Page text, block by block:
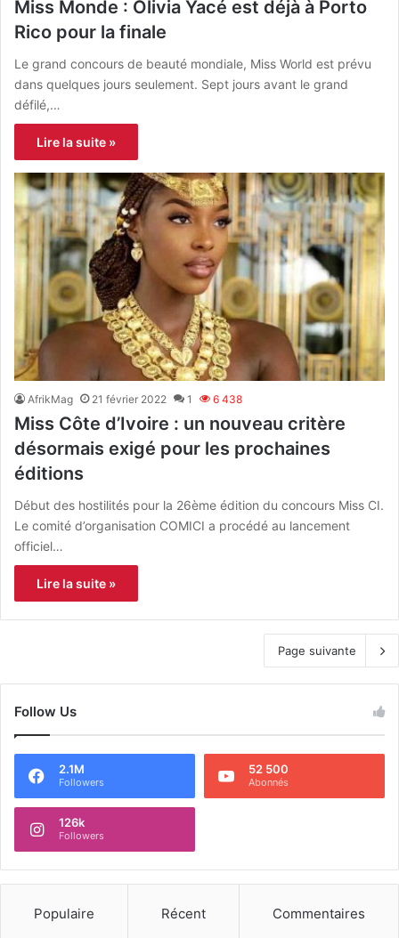
Miss Monde : Olivia Yacé est déjà à Porto
Rico pour la finale
Le grand concours de beauté mondiale, Miss World est prévu
dans quelques jours seulement. Sept jours avant le grand
défilé,…
Lire la suite »
AfrikMag 21 février 2022 1 6 438
Miss Côte d’Ivoire : un nouveau critère
désormais exigé pour les prochaines
éditions
Début des hostilités pour la 26ème édition du concours Miss CI.
Le comité d’organisation COMICI a procédé au lancement
officiel…
Lire la suite »
Page suivante
Follow Us
2.1M
Followers
52 500
Abonnés
126k
Followers
Populaire Récent Commentaires